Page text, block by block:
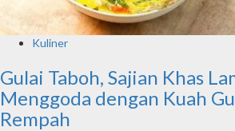
Kuliner
Gulai Taboh, Sajian Khas
Menggoda dengan Kuah
Rempah